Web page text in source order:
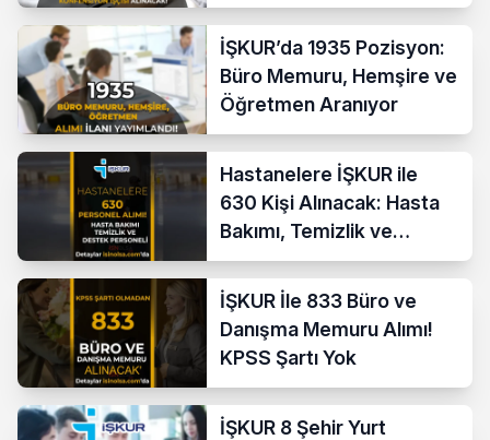
İŞKUR’da 1935 Pozisyon:
Büro Memuru, Hemşire ve
Öğretmen Aranıyor
Hastanelere İŞKUR ile
630 Kişi Alınacak: Hasta
Bakımı, Temizlik ve
Destek Personeli
İŞKUR İle 833 Büro ve
Danışma Memuru Alımı!
KPSS Şartı Yok
İŞKUR 8 Şehir Yurt